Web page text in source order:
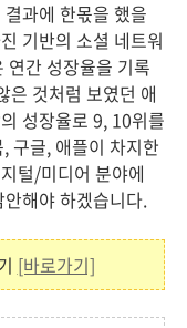
과에 한몫을 했을
기반의 소셜 네트워
간 성장율을 기록
은 것처럼 보였던 애
성장율로 9, 10위를
구글, 애플이 차지한
털/미디어 분야에
해야 하겠습니다.
[바로가기]